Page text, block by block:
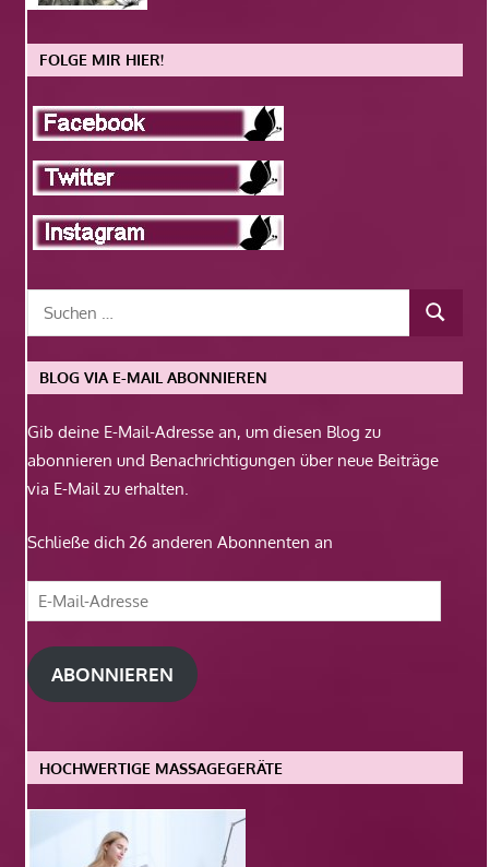
FOLGE MIR HIER!
BLOG VIA E-MAIL ABONNIEREN
Gib deine E-Mail-Adresse an, um diesen Blog zu
abonnieren und Benachrichtigungen über neue Beiträge
via E-Mail zu erhalten.
Schließe dich 26 anderen Abonnenten an
E-
Mail-
Adresse
ABONNIEREN
HOCHWERTIGE MASSAGEGERÄTE